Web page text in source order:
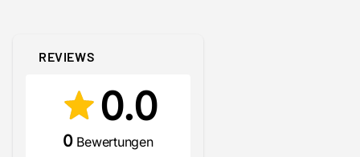
REVIEWS
0.0
0 Bewertungen